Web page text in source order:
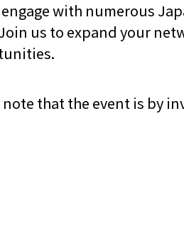
with numerous
us to expand your
that the event is by